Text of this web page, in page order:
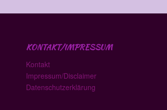
KONTAKT/IMPRESSUM
Kontakt
Impressum/Disclaimer
Datenschutzerklärung